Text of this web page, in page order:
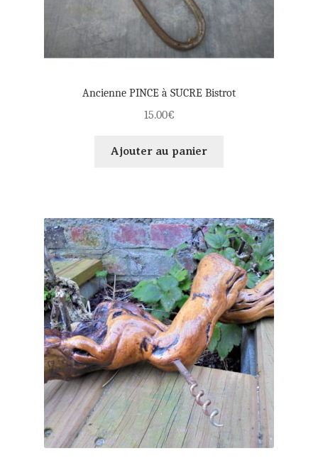
Ancienne PINCE à SUCRE Bistrot
15.00€
Ajouter au panier